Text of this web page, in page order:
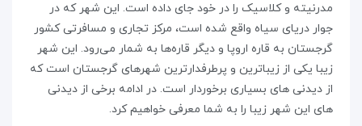
مدرنیته و کلاسیک را در خود جای داده است. این شهر که در
جوار دریای سیاه واقع شده است، مرکز تجاری و مسافرتی کشور
گرجستان به قاره اروپا و دیگر قاره‌ها به شمار می‌رود. این شهر
زیبا یکی از زیباترین و پرطرفدارترین شهرهای گرجستان است که
از دیدنی‌ های بسیاری برخوردار است. در ادامه برخی از دیدنی
های این شهر زیبا را به شما معرفی خواهیم کرد.